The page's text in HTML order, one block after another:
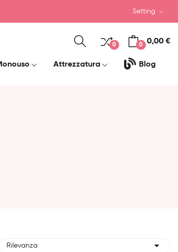
Setting
0 0,00 €
0
Attrezzatura Blog
Rilevanza 